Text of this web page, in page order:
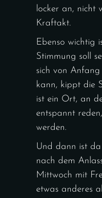
locker an, nicht
Kraftakt.
Ebenso wichtig
Stimmung soll
sich von
kann, kippt die
ist ein Ort, an
entspannt
werden.
Und dann ist
nach dem
Mittwoch mit
etwas anderes